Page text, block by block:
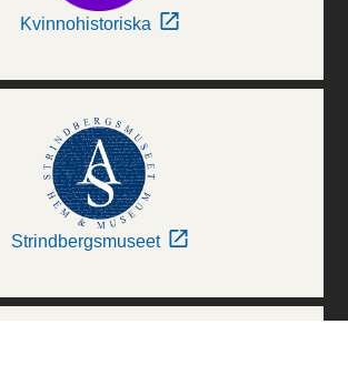
Kvinnohistoriska
Strindbergsmuseet